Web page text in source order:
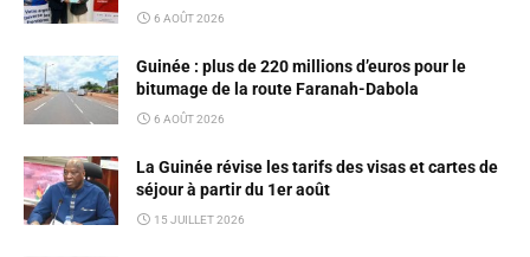
6 AOÛT 2026
Guinée : plus de 220 millions d’euros pour le
bitumage de la route Faranah-Dabola
6 AOÛT 2026
La Guinée révise les tarifs des visas et cartes de
séjour à partir du 1er août
15 JUILLET 2026